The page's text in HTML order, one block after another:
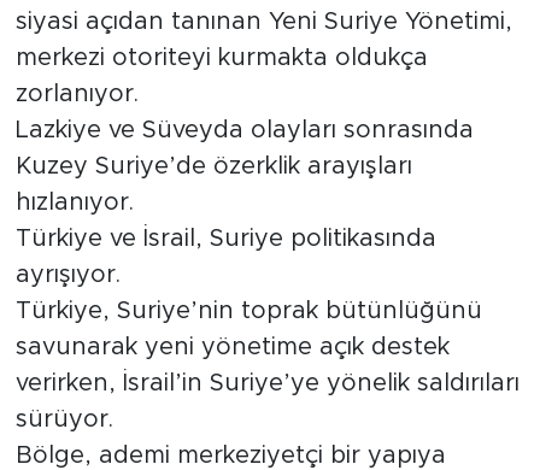
siyasi açıdan tanınan Yeni Suriye Yönetimi,
merkezi otoriteyi kurmakta oldukça
zorlanıyor.
Lazkiye ve Süveyda olayları sonrasında
Kuzey Suriye’de özerklik arayışları
hızlanıyor.
Türkiye ve İsrail, Suriye politikasında
ayrışıyor.
Türkiye, Suriye’nin toprak bütünlüğünü
savunarak yeni yönetime açık destek
verirken, İsrail’in Suriye’ye yönelik saldırıları
sürüyor.
Bölge, ademi merkeziyetçi bir yapıya